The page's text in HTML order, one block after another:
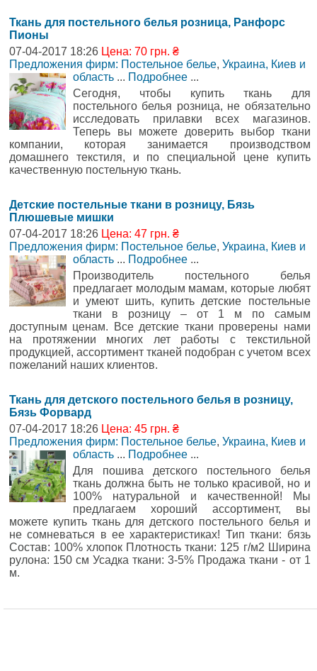
Ткань для постельного белья розница, Ранфорс
Пионы
07-04-2017 18:26 Цена: 70 грн. ₴
Предложения фирм: Постельное белье, Украина, Киев и
область ... Подробнее ...
Сегодня, чтобы купить ткань для
постельного белья розница, не обязательно
исследовать прилавки всех магазинов.
Теперь вы можете доверить выбор ткани
компании, которая занимается производством
домашнего текстиля, и по специальной цене купить
качественную постельную ткань.
Детские постельные ткани в розницу, Бязь
Плюшевые мишки
07-04-2017 18:26 Цена: 47 грн. ₴
Предложения фирм: Постельное белье, Украина, Киев и
область ... Подробнее ...
Производитель постельного белья
предлагает молодым мамам, которые любят
и умеют шить, купить детские постельные
ткани в розницу – от 1 м по самым
доступным ценам. Все детские ткани проверены нами
на протяжении многих лет работы с текстильной
продукцией, ассортимент тканей подобран с учетом всех
пожеланий наших клиентов.
Ткань для детского постельного белья в розницу,
Бязь Форвард
07-04-2017 18:26 Цена: 45 грн. ₴
Предложения фирм: Постельное белье, Украина, Киев и
область ... Подробнее ...
Для пошива детского постельного белья
ткань должна быть не только красивой, но и
100% натуральной и качественной! Мы
предлагаем хороший ассортимент, вы
можете купить ткань для детского постельного белья и
не сомневаться в ее характеристиках! Тип ткани: бязь
Состав: 100% хлопок Плотность ткани: 125 г/м2 Ширина
рулона: 150 см Усадка ткани: 3-5% Продажа ткани - от 1
м.